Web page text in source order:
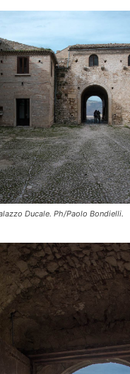
Ducale. Ph/Paolo Bondielli.